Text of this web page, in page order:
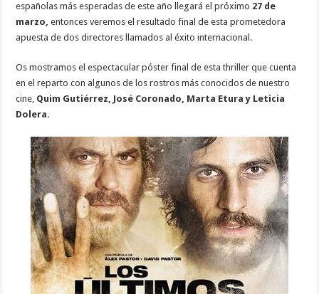
españolas más esperadas de este año llegará el próximo 27 de
marzo,entonces veremos el resultado final de esta prometedora
apuesta de dos directores llamados al éxito internacional.
Os mostramos el espectacular póster final de esta thriller que cuenta
en el reparto con algunos de los rostros más conocidos de nuestro
cine, Quim Gutiérrez, José Coronado, Marta Etura y Leticia
Dolera.